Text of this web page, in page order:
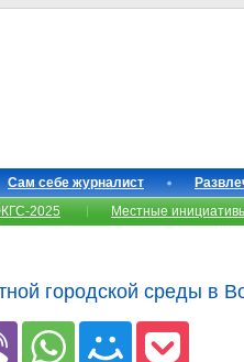
Сам себе журналист
2025 Местные
городской среды в